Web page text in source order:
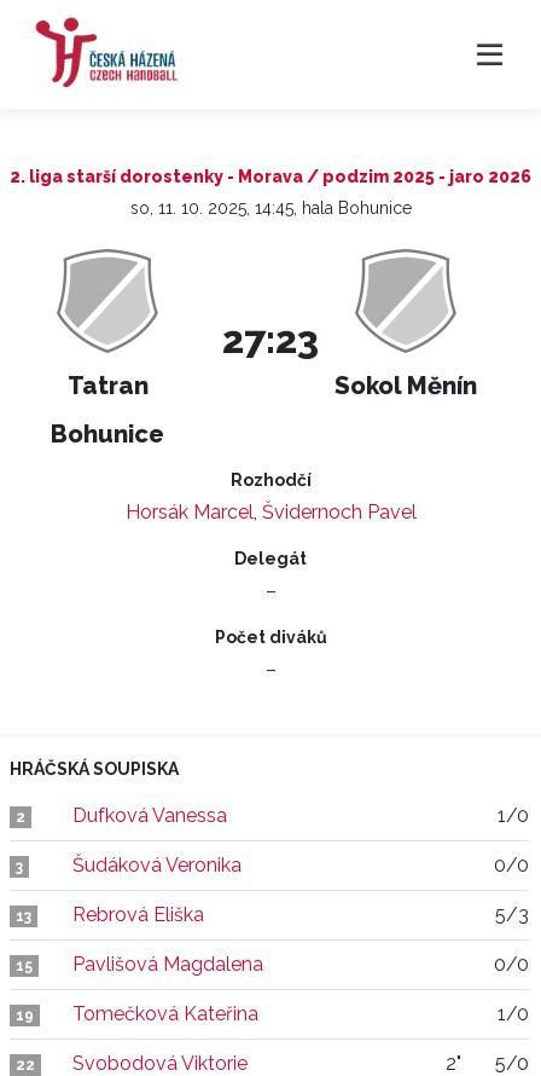
2. liga starší dorostenky - Morava / podzim 2025 - jaro 2026
so, 11. 10. 2025, 14:45, hala Bohunice
Tatran
Bohunice
27:23
Sokol Měnín
Rozhodčí
Horsák Marcel, Švidernoch Pavel
Delegát
–
Počet diváků
–
HRÁČSKÁ SOUPISKA
2 Dufková Vanessa 1/0
3 Šudáková Veronika 0/0
13 Rebrová Eliška 5/3
15 Pavlišová Magdalena 0/0
19 Tomečková Kateřina 1/0
22 Svobodová Viktorie 2" 5/0